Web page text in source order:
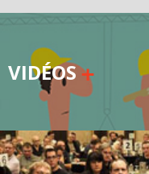
VIDÉOS